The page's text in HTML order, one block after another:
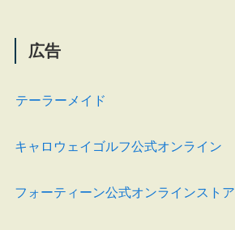
広告
テーラーメイド
キャロウェイゴルフ公式オンライン
フォーティーン公式オンラインストア